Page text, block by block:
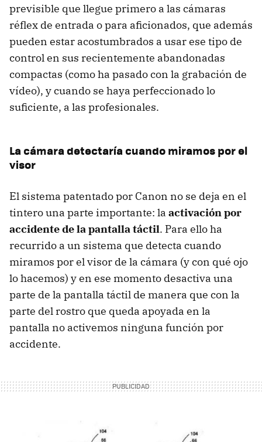
previsible que llegue primero a las cámaras
réflex de entrada o para aficionados, que además
pueden estar acostumbrados a usar ese tipo de
control en sus recientemente abandonadas
compactas (como ha pasado con la grabación de
vídeo), y cuando se haya perfeccionado lo
suficiente, a las profesionales.
La cámara detectaría cuando miramos por el
visor
El sistema patentado por Canon no se deja en el
tintero una parte importante: la activación por
accidente de la pantalla táctil. Para ello ha
recurrido a un sistema que detecta cuando
miramos por el visor de la cámara (y con qué ojo
lo hacemos) y en ese momento desactiva una
parte de la pantalla táctil de manera que con la
parte del rostro que queda apoyada en la
pantalla no activemos ninguna función por
accidente.